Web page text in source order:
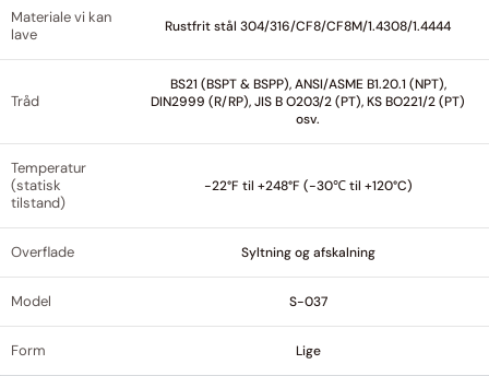
Materiale vi kan
lave
Rustfrit stål 304/316/CF8/CF8M/1.4308/1.4444
Tråd
BS21 (BSPT & BSPP), ANSI/ASME B1.20.1 (NPT),
DIN2999 (R/RP), JIS B O203/2 (PT), KS BO221/2 (PT)
osv.
Temperatur
(statisk
tilstand)
-22°F til +248°F (-30℃ til +120°C)
Overflade Syltning og afskalning
Model S-037
Form Lige